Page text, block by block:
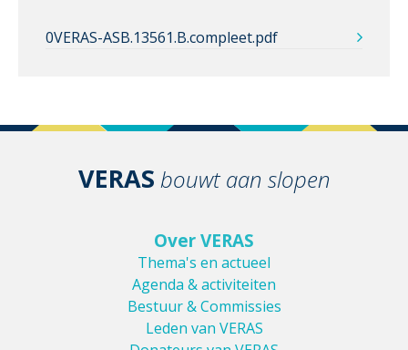
0VERAS-ASB.13561.B.compleet.pdf
VERAS bouwt aan slopen
Over VERAS
Thema's en actueel
Agenda & activiteiten
Bestuur & Commissies
Leden van VERAS